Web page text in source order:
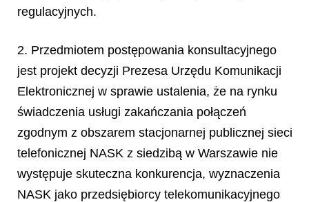
regulacyjnych.
2. Przedmiotem postępowania konsultacyjnego
jest projekt decyzji Prezesa Urzędu Komunikacji
Elektronicznej w sprawie ustalenia, że na rynku
świadczenia usługi zakańczania połączeń
zgodnym z obszarem stacjonarnej publicznej sieci
telefonicznej NASK z siedzibą w Warszawie nie
występuje skuteczna konkurencja, wyznaczenia
NASK jako przedsiębiorcy telekomunikacyjnego